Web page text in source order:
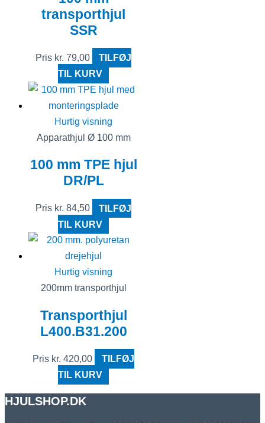
transporthjul
SSR
Pris kr. 79,00
TILFØJ
TIL KURV
Hurtig visning
Apparathjul Ø 100 mm
100 mm TPE hjul
DR/PL
Pris kr. 84,50
TILFØJ
TIL KURV
Hurtig visning
200mm transporthjul
Transporthjul
L400.B31.200
Pris kr. 420,00
TILFØJ
TIL KURV
HJULSHOP.DK